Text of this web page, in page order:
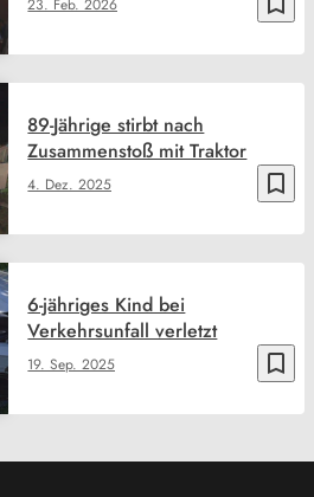
23. Feb. 2026
bookmark_border
4. Dez. 2025
89-Jährige stirbt nach
Zusammenstoß mit Traktor
bookmark_border
19. Sep. 2025
6-jähriges Kind bei
Verkehrsunfall verletzt